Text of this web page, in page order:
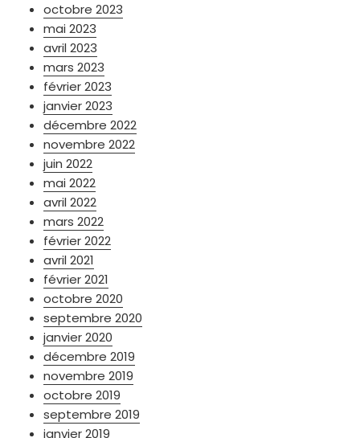
octobre 2023
mai 2023
avril 2023
mars 2023
février 2023
janvier 2023
décembre 2022
novembre 2022
juin 2022
mai 2022
avril 2022
mars 2022
février 2022
avril 2021
février 2021
octobre 2020
septembre 2020
janvier 2020
décembre 2019
novembre 2019
octobre 2019
septembre 2019
janvier 2019